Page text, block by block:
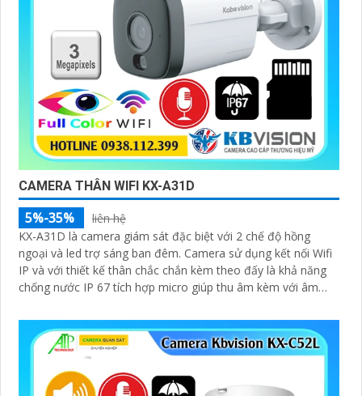
CAMERA THÂN WIFI KX-A31D
5%-35%
liên hệ
KX-A31D là camera giám sát đặc biệt với 2 chế độ hồng
ngoại và led trợ sáng ban đêm. Camera sử dụng kết nối Wifi
IP và với thiết kế thân chắc chắn kèm theo đấy là khả năng
chống nước IP 67 tích hợp micro giúp thu âm kèm với âm